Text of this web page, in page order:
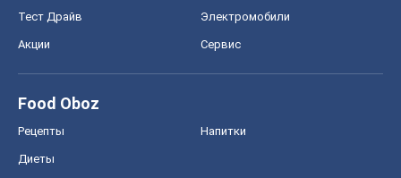
Тест Драйв Электромобили
Акции Сервис
Food Oboz
Рецепты Напитки
Диеты